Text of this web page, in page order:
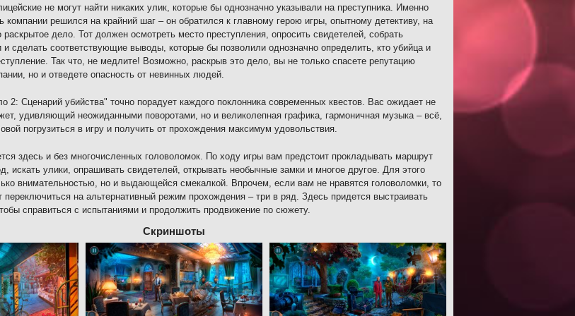
не могут найти никаких улик, которые бы однозначно указывали на преступника. Именно
компании решился на крайний шаг – он обратился к главному герою игры, опытному детективу, на
раскрытое дело. Тот должен осмотреть место преступления, опросить свидетелей, собрать
сделать соответствующие выводы, которые бы позволили однозначно определить, кто убийца и
Так что, не медлите! Возможно, раскрыв это дело, вы не только спасете репутацию
но и отведете опасность от невинных людей.
2: Сценарий убийства" точно порадует каждого поклонника современных квестов. Вас ожидает не
удивляющий неожиданными поворотами, но и великолепная графика, гармоничная музыка – всё,
погрузиться в игру и получить от прохождения максимум удовольствия.
здесь и без многочисленных головоломок. По ходу игры вам предстоит прокладывать маршрут
искать улики, опрашивать свидетелей, открывать необычные замки и многое другое. Для этого
внимательностью, но и выдающейся смекалкой. Впрочем, если вам не нравятся головоломки, то
на альтернативный режим прохождения – три в ряд. Здесь придется выстраивать
справиться с испытаниями и продолжить продвижение по сюжету.
Скриншоты